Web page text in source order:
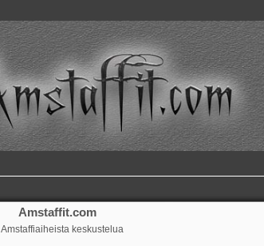
Amstaffit.com
Amstaffiaiheista keskustelua